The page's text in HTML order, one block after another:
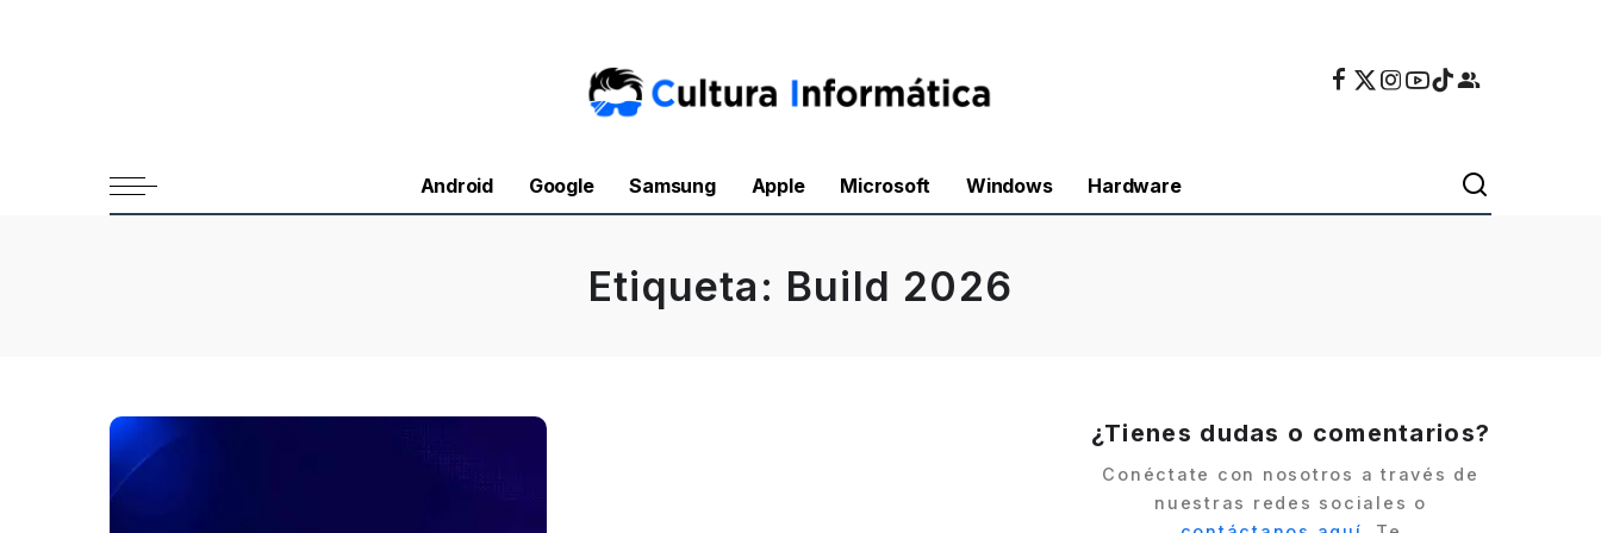
Android Google Samsung Apple Microsoft Windows Hardware
Etiqueta: Build 2026
¿Tienes dudas o comentarios?
Conéctate con nosotros a través de
nuestras redes sociales o